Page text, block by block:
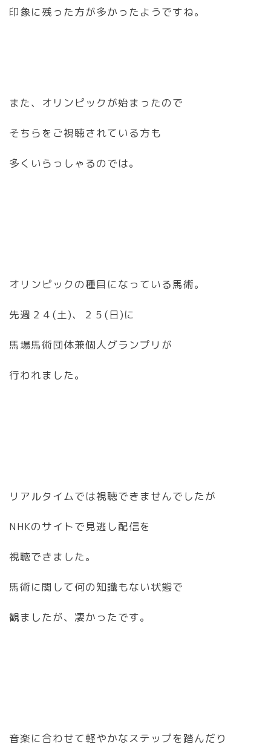
印象に残った方が多かったようですね。
また、オリンピックが始まったので
そちらをご視聴されている方も
多くいらっしゃるのでは。
オリンピックの種目になっている馬術。
先週２４(土)、２５(日)に
馬場馬術団体兼個人グランプリが
行われました。
リアルタイムでは視聴できませんでしたが
NHKのサイトで見逃し配信を
視聴できました。
馬術に関して何の知識もない状態で
観ましたが、凄かったです。
音楽に合わせて軽やかなステップを踏んだり